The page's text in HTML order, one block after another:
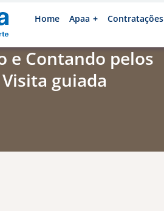
Home Apaa Contratações
e Contando pelos
guiada